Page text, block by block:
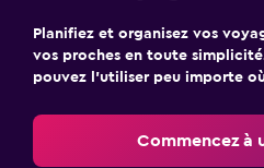
Planifiez et organisez vos
vos proches en toute
pouvez l’utiliser peu importe
Commencez à